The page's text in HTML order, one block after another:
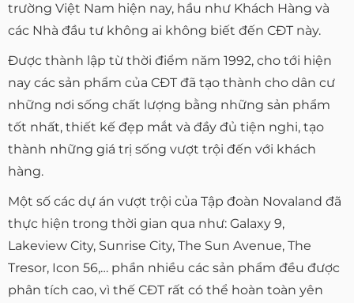
trường Việt Nam hiện nay, hầu như Khách Hàng và
các Nhà đầu tư không ai không biết đến CĐT này.
Được thành lập từ thời điểm năm 1992, cho tới hiện
nay các sản phẩm của CĐT đã tạo thành cho dân cư
những nơi sống chất lượng bằng những sản phẩm
tốt nhất, thiết kế đẹp mắt và đầy đủ tiện nghi, tạo
thành những giá trị sống vượt trội đến với khách
hàng.
Một số các dự án vượt trội của Tập đoàn Novaland đã
thực hiện trong thời gian qua như: Galaxy 9,
Lakeview City, Sunrise City, The Sun Avenue, The
Tresor, Icon 56,… phần nhiều các sản phẩm đều được
phân tích cao, vì thế CĐT rất có thể hoàn toàn yên